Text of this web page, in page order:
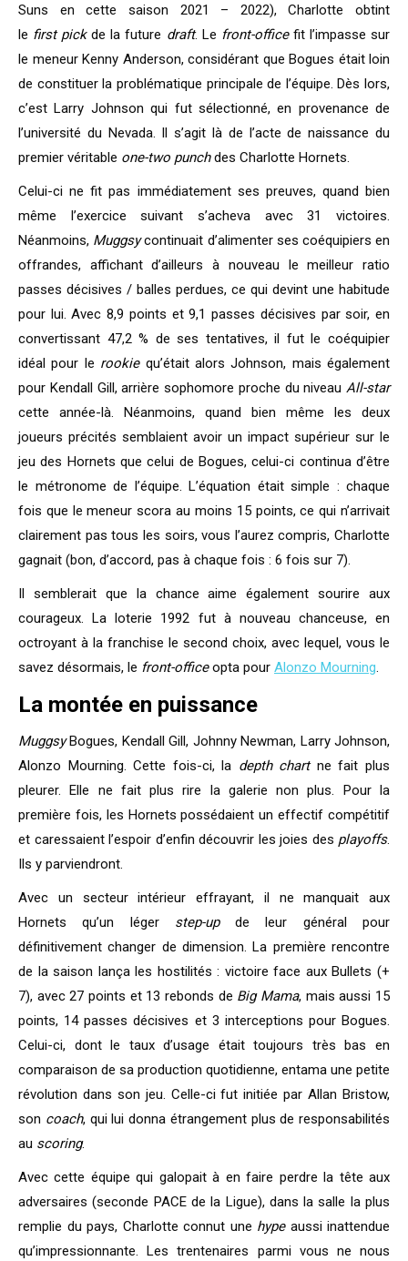
Suns en cette saison 2021 – 2022), Charlotte obtint
le first pickde la future draft. Le front-office fit l’impasse sur
le meneur Kenny Anderson, considérant que Bogues était loin
de constituer la problématique principale de l’équipe. Dès lors,
c’est Larry Johnson qui fut sélectionné, en provenance de
l’université du Nevada. Il s’agit là de l’acte de naissance du
premier véritable one-two punchdes Charlotte Hornets.
Celui-ci ne fit pas immédiatement ses preuves, quand bien
même l’exercice suivant s’acheva avec 31 victoires.
Néanmoins, Muggsycontinuait d’alimenter ses coéquipiers en
offrandes, affichant d’ailleurs à nouveau le meilleur ratio
passes décisives / balles perdues, ce qui devint une habitude
pour lui. Avec 8,9 points et 9,1 passes décisives par soir, en
convertissant 47,2 % de ses tentatives, il fut le coéquipier
idéal pour le rookiequ’était alors Johnson, mais également
pour Kendall Gill, arrière sophomore proche du niveau All-star
cette année-là. Néanmoins, quand bien même les deux
joueurs précités semblaient avoir un impact supérieur sur le
jeu des Hornets que celui de Bogues, celui-ci continua d’être
le métronome de l’équipe. L’équation était simple : chaque
fois que le meneur scora au moins 15 points, ce qui n’arrivait
clairement pas tous les soirs, vous l’aurez compris, Charlotte
gagnait (bon, d’accord, pas à chaque fois : 6 fois sur 7).
Il semblerait que la chance aime également sourire aux
courageux. La loterie 1992 fut à nouveau chanceuse, en
octroyant à la franchise le second choix, avec lequel, vous le
savez désormais, le front-officeopta pour Alonzo Mourning.
La montée en puissance
Muggsy Bogues, Kendall Gill, Johnny Newman, Larry Johnson,
Alonzo Mourning. Cette fois-ci, la depth chartne fait plus
pleurer. Elle ne fait plus rire la galerie non plus. Pour la
première fois, les Hornets possédaient un effectif compétitif
et caressaient l’espoir d’enfin découvrir les joies des playoffs.
Ils y parviendront.
Avec un secteur intérieur effrayant, il ne manquait aux
Hornets qu’un léger step-upde leur général pour
définitivement changer de dimension. La première rencontre
de la saison lança les hostilités : victoire face aux Bullets (+
7), avec 27 points et 13 rebonds de Big Mama, mais aussi 15
points, 14 passes décisives et 3 interceptions pour Bogues.
Celui-ci, dont le taux d’usage était toujours très bas en
comparaison de sa production quotidienne, entama une petite
révolution dans son jeu. Celle-ci fut initiée par Allan Bristow,
son coach, qui lui donna étrangement plus de responsabilités
au scoring.
Avec cette équipe qui galopait à en faire perdre la tête aux
adversaires (seconde PACE de la Ligue), dans la salle la plus
remplie du pays, Charlotte connut une hypeaussi inattendue
qu’impressionnante. Les trentenaires parmi vous ne nous